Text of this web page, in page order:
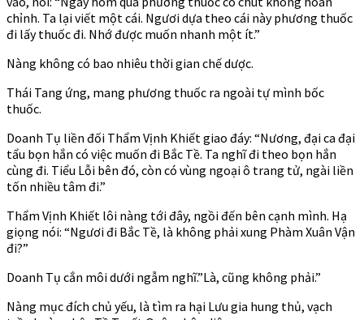
chỉnh. Ta lại viết một cái. Ngươi dựa theo cái này phương thuốc
đi lấy thuốc đi. Nhớ được muốn nhanh một ít.”
Nàng không có bao nhiêu thời gian chế dược.
Thái Tang ứng, mang phương thuốc ra ngoài tự mình bốc
thuốc.
Doanh Tụ liền đối Thẩm Vịnh Khiết giao đáy: “Nương, đại ca đại
tẩu bọn hắn có việc muốn đi Bắc Tề. Ta nghĩ đi theo bọn hắn
cùng đi. Tiểu Lỗi bên đó, còn có vùng ngoại ô trang tử, ngài liền
tốn nhiều tâm đi.”
Thẩm Vịnh Khiết lôi nàng tới đây, ngồi đến bên cạnh mình. Hạ
giọng nói: “Ngươi đi Bắc Tề, là không phải xung Phàm Xuân Vận
đi?”
Doanh Tụ cắn môi dưới ngẫm nghĩ.”Là, cũng không phải.”
Nàng mục đích chủ yếu, là tìm ra hại Lưu gia hung thủ, vạch